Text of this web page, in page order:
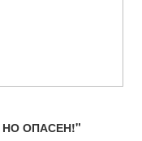
НО ОПАСЕН!"